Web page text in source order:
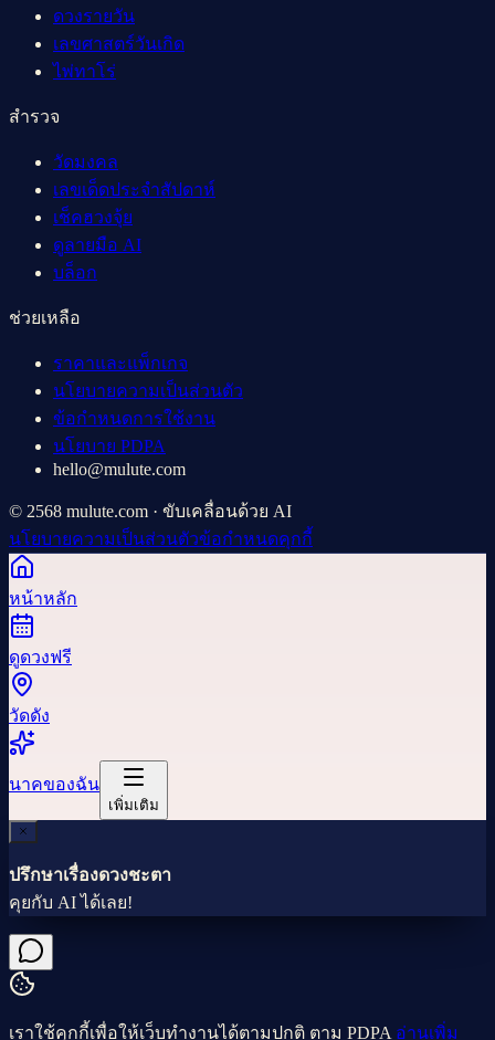
ดวงรายวัน
เลขศาสตร์วันเกิด
ไพ่ทาโร่
สำรวจ
วัดมงคล
เลขเด็ดประจำสัปดาห์
เช็คฮวงจุ้ย
ดูลายมือ AI
บล็อก
ช่วยเหลือ
ราคาและแพ็กเกจ
นโยบายความเป็นส่วนตัว
ข้อกำหนดการใช้งาน
นโยบาย PDPA
hello@mulute.com
© 2568 mulute.com · ขับเคลื่อนด้วย AI
นโยบายความเป็นส่วนตัวข้อกำหนดคุกกี้
หน้าหลัก
ดูดวงฟรี
วัดดัง
นาคของฉัน
เพิ่มเติม
ปรึกษาเรื่องดวงชะตา
คุยกับ AI ได้เลย!
เราใช้คุกกี้เพื่อให้เว็บทำงานได้ตามปกติ ตาม PDPA อ่านเพิ่ม